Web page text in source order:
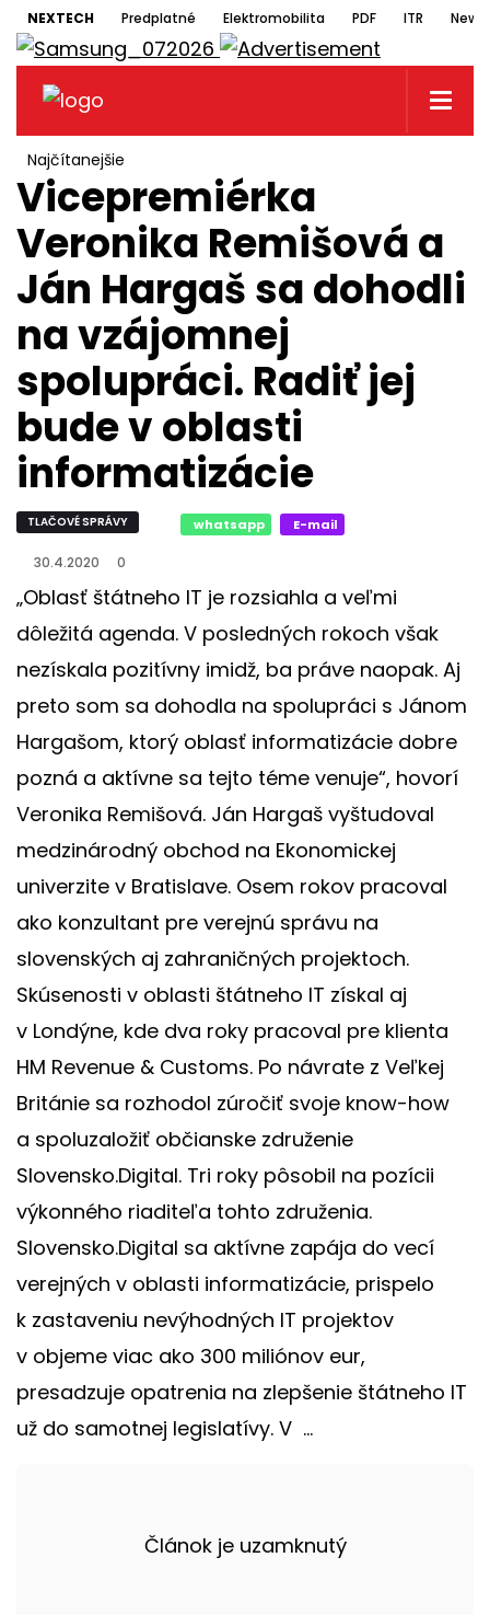
NEXTECH Predplatné Elektromobilita PDF ITR
Najčítanejšie
Vicepremiérka
Veronika Remišová a
Ján Hargaš sa dohodli
na vzájomnej
spolupráci. Radiť jej
bude v oblasti
informatizácie
TLAČOVÉ SPRÁVY whatsapp E-mail
30.4.2020 0
„Oblasť štátneho IT je rozsiahla a veľmi
dôležitá agenda. V posledných rokoch však
nezískala pozitívny imidž, ba práve naopak. Aj
preto som sa dohodla na spolupráci s Jánom
Hargašom, ktorý oblasť informatizácie dobre
pozná a aktívne sa tejto téme venuje“, hovorí
Veronika Remišová. Ján Hargaš vyštudoval
medzinárodný obchod na Ekonomickej
univerzite v Bratislave. Osem rokov pracoval
ako konzultant pre verejnú správu na
slovenských aj zahraničných projektoch.
Skúsenosti v oblasti štátneho IT získal aj
v Londýne, kde dva roky pracoval pre klienta
HM Revenue & Customs. Po návrate z Veľkej
Británie sa rozhodol zúročiť svoje know-how
a spoluzaložiť občianske združenie
Slovensko.Digital. Tri roky pôsobil na pozícii
výkonného riaditeľa tohto združenia.
Slovensko.Digital sa aktívne zapája do vecí
verejných v oblasti informatizácie, prispelo
k zastaveniu nevýhodných IT projektov
v objeme viac ako 300 miliónov eur,
presadzuje opatrenia na zlepšenie štátneho IT
už do samotnej legislatívy. V ...
Článok je uzamknutý